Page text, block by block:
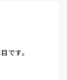
です。